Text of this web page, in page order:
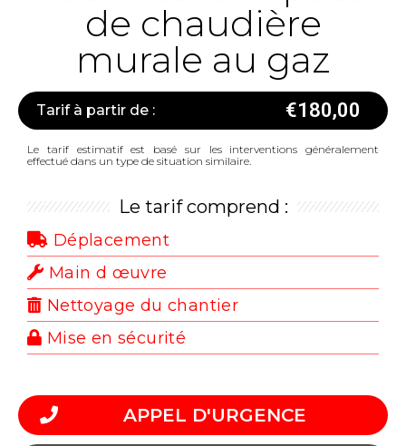
de chaudière
murale au gaz
Tarif à partir de : €180,00
Le tarif estimatif est basé sur les interventions généralement
effectué dans un type de situation similaire.
Le tarif comprend :
Déplacement
Main d œuvre
Nettoyage du chantier
Mise en sécurité
APPEL D'URGENCE